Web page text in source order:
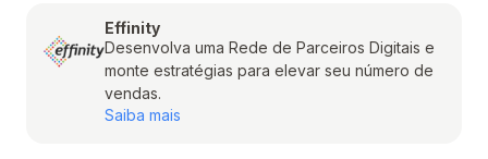
Effinity
Desenvolva uma Rede de Parceiros Digitais e
monte estratégias para elevar seu número de
vendas.
Saiba mais